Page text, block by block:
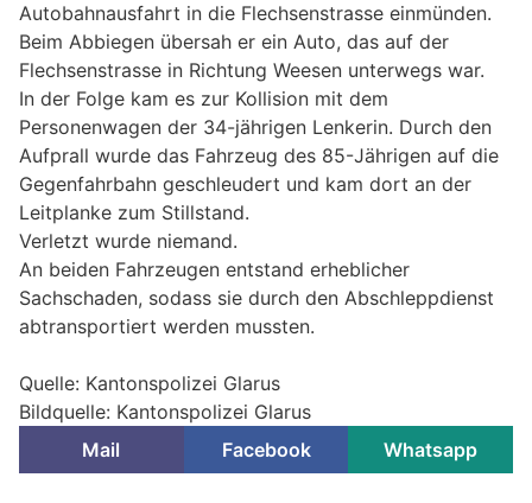
Autobahnausfahrt in die Flechsenstrasse einmünden.
Beim Abbiegen übersah er ein Auto, das auf der
Flechsenstrasse in Richtung Weesen unterwegs war.
In der Folge kam es zur Kollision mit dem
Personenwagen der 34-jährigen Lenkerin. Durch den
Aufprall wurde das Fahrzeug des 85-Jährigen auf die
Gegenfahrbahn geschleudert und kam dort an der
Leitplanke zum Stillstand.
Verletzt wurde niemand.
An beiden Fahrzeugen entstand erheblicher
Sachschaden, sodass sie durch den Abschleppdienst
abtransportiert werden mussten.
Quelle: Kantonspolizei Glarus
Bildquelle: Kantonspolizei Glarus
Mail
Facebook Whatsapp